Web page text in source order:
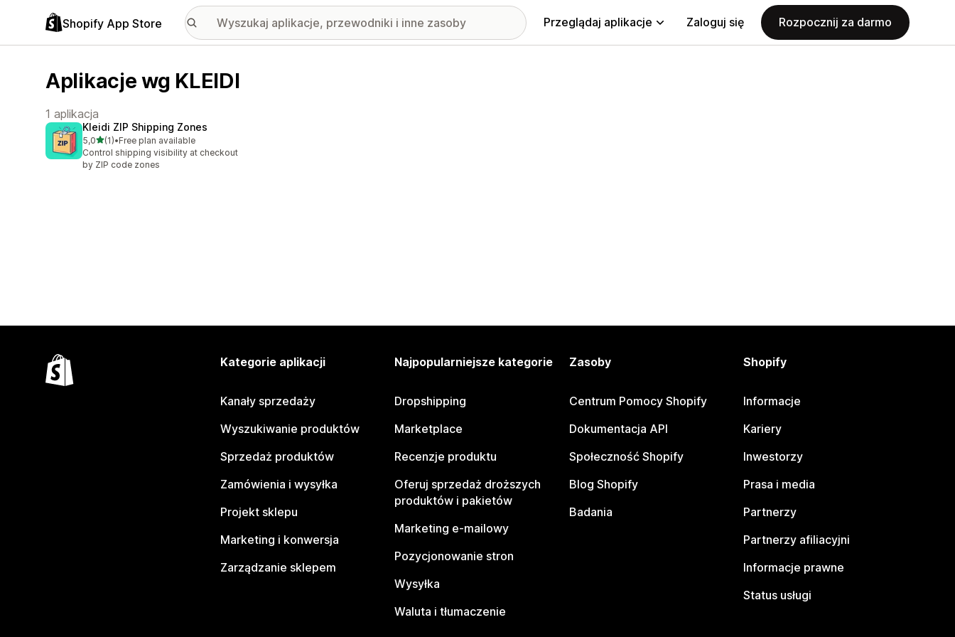
Shopify App Store Przeglądaj aplikacje Zaloguj się Rozpocznij za darmo
Aplikacje wg KLEIDI
1 aplikacja
Kleidi ZIP Shipping Zones
5,0na 5 gwiazdek
(1)
Łączna liczba recenzji: 1
•Free plan available
Control shipping visibility at checkout
by ZIP code zones
Kategorie aplikacji
Kanały sprzedaży
Wyszukiwanie produktów
Sprzedaż produktów
Zamówienia i wysyłka
Projekt sklepu
Marketing i konwersja
Zarządzanie sklepem
Najpopularniejsze kategorie
Dropshipping
Marketplace
Recenzje produktu
Oferuj sprzedaż droższych
produktów i pakietów
Marketing e-mailowy
Pozycjonowanie stron
Wysyłka
Waluta i tłumaczenie
Zasoby
Centrum Pomocy Shopify
Dokumentacja API
Społeczność Shopify
Blog Shopify
Badania
Shopify
Informacje
Kariery
Inwestorzy
Prasa i media
Partnerzy
Partnerzy afiliacyjni
Informacje prawne
Status usługi